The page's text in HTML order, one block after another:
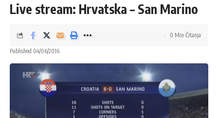
Live stream: Hrvatska – San Marino
Published 04/06/2016
0 Min Čitanja